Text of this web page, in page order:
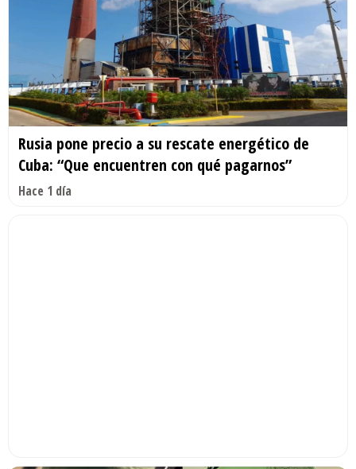
Rusia pone precio a su rescate energético de
Cuba: “Que encuentren con qué pagarnos”
Hace 1 día